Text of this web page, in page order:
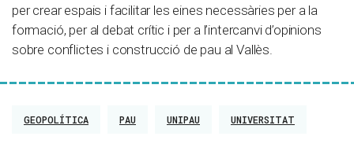
per crear espais i facilitar les eines necessàries per a la
formació, per al debat crític i per a l’intercanvi d’opinions
sobre conflictes i construcció de pau al Vallès.
GEOPOLÍTICA PAU UNIPAU UNIVERSITAT